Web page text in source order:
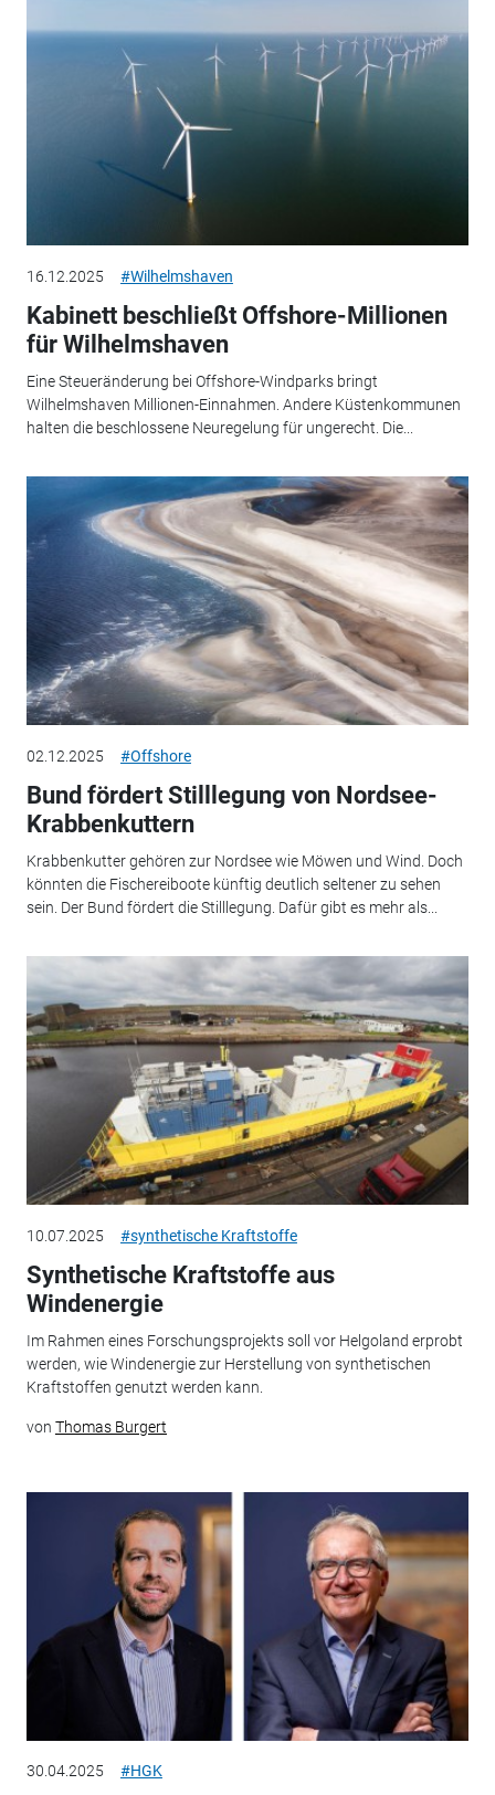
16.12.2025 #Wilhelmshaven
Kabinett beschließt Offshore-Millionen
für Wilhelmshaven
Eine Steueränderung bei Offshore-Windparks bringt
Wilhelmshaven Millionen-Einnahmen. Andere Küstenkommunen
halten die beschlossene Neuregelung für ungerecht. Die...
02.12.2025 #Offshore
Bund fördert Stilllegung von Nordsee-
Krabbenkuttern
Krabbenkutter gehören zur Nordsee wie Möwen und Wind. Doch
könnten die Fischereiboote künftig deutlich seltener zu sehen
sein. Der Bund fördert die Stilllegung. Dafür gibt es mehr als...
10.07.2025 #synthetische Kraftstoffe
Synthetische Kraftstoffe aus
Windenergie
Im Rahmen eines Forschungsprojekts soll vor Helgoland erprobt
werden, wie Windenergie zur Herstellung von synthetischen
Kraftstoffen genutzt werden kann.
von Thomas Burgert
30.04.2025 #HGK